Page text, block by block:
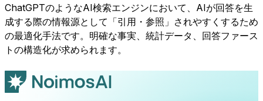
ChatGPTのようなAI検索エンジンにおいて、AIが回答を生
成する際の情報源として「引用・参照」されやすくするため
の最適化手法です。明確な事実、統計データ、回答ファース
トの構造化が求められます。